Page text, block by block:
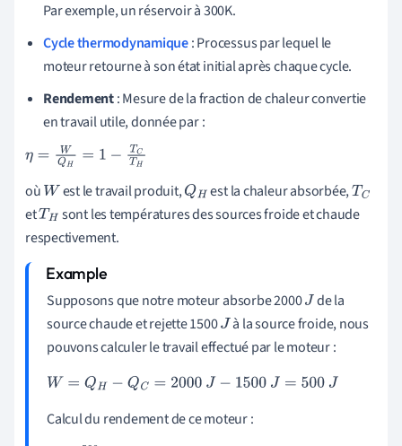
Par exemple, un réservoir à 300K.
Cycle thermodynamique: Processus par lequel le
moteur retourne à son état initial après chaque cycle.
Rendement: Mesure de la fraction de chaleur convertie
en travail utile, donnée par :
η=W QH= 1−T C TH
où W est le travail produit,QH est la chaleur absorbée,TC
etTH sont les températures des sources froide et chaude
respectivement.
Supposons que notre moteur absorbe 2000J de la
source chaude et rejette 1500Jà la source froide, nous
pouvons calculer le travail effectué par le moteur :
W= QH −QC =2000J −1500J=500 J
Calcul du rendement de ce moteur :